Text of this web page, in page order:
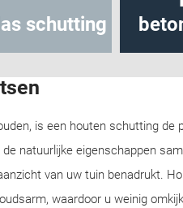
schutting
is een houten schutting de
natuurlijke eigenschappen
van uw tuin benadrukt.
waardoor u weinig